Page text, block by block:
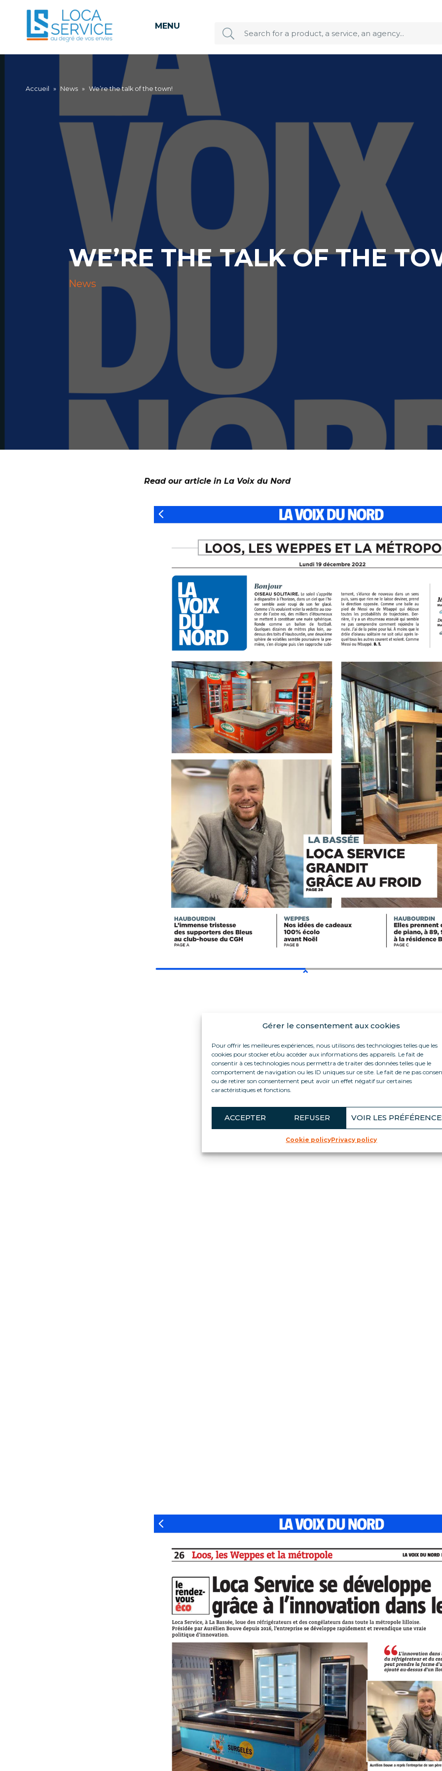
Gérer le consentement aux cookies
Pour offrir les meilleures expériences, nous utilisons des technologies telles que les
cookies pour stocker et/ou accéder aux informations des appareils. Le fait de
consentir à ces technologies nous permettra de traiter des données telles que le
comportement de navigation ou les ID uniques sur ce site. Le fait de ne pas
ou de retirer son consentement peut avoir un effet négatif sur certaines
caractéristiques et fonctions.
ACCEPTER REFUSER VOIR LES
Cookie policyPrivacy policy
MENU
Accueil » News » We’re the talk of the town!
WE’RE THE TALK OF THE
News
Read our article in La Voix du Nord